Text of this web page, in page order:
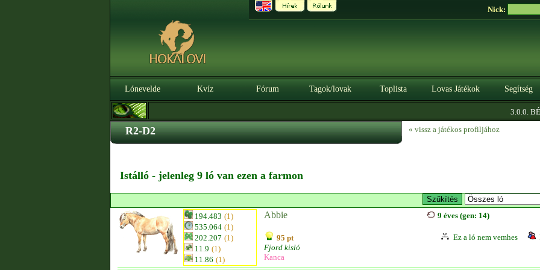
Nick:
Lónevelde Kvíz Fórum Tagok/lovak Toplista Lovas Játékok Segítség
3.0.0.
R2-D2 « vissz a játékos profiljához
Istálló - jelenleg 9 ló van ezen a farmon
194.483 (1)
535.064 (1)
202.207 (1)
11.9 (1)
11.86 (1)
Abbie
95 pt
Fjord kisló
Kanca
9 éves (gen: 14)
Ez a ló nem vemhes